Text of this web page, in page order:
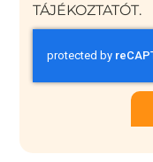
TÁJÉKOZTATÓT.